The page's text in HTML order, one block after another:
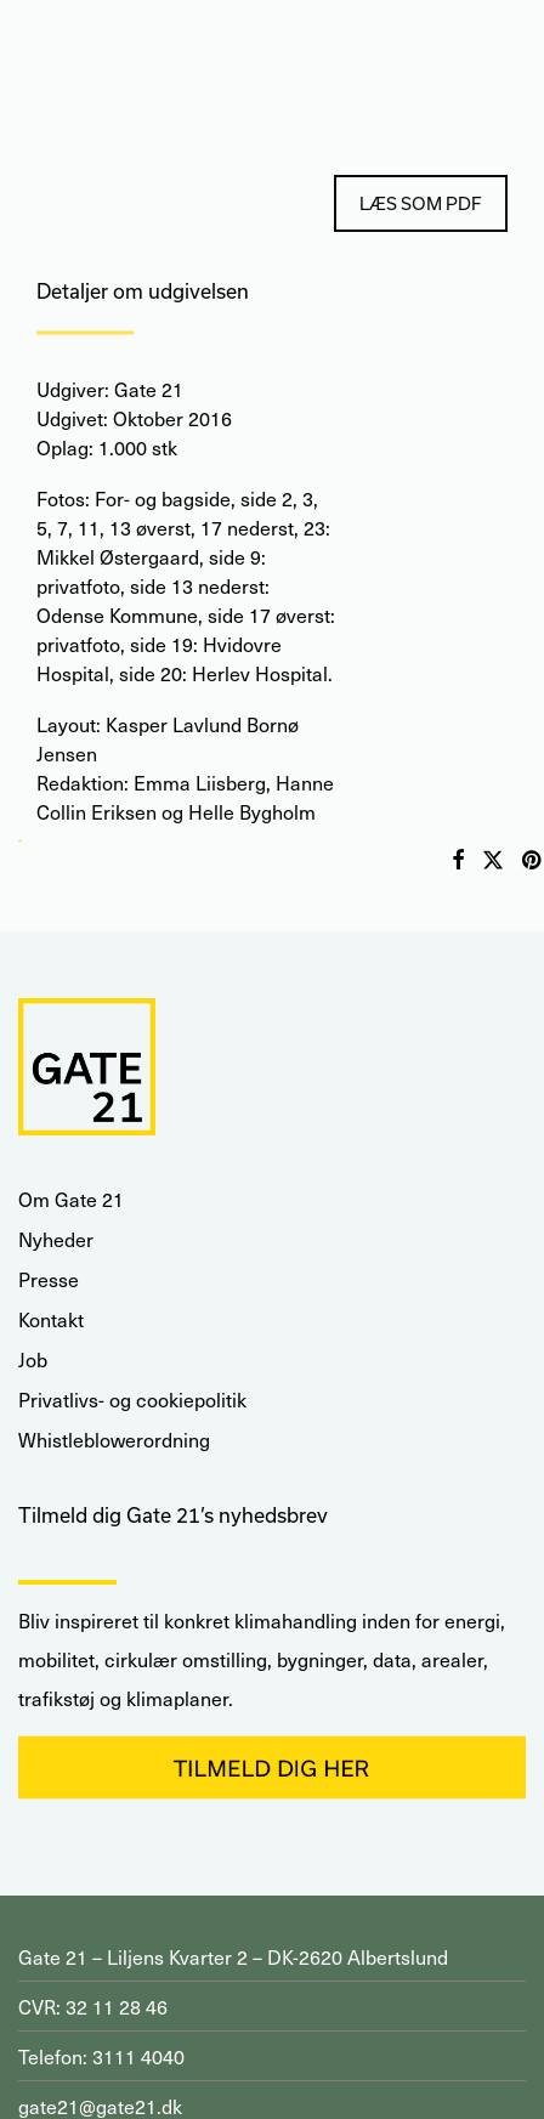
LÆS SOM PDF
Detaljer om udgivelsen
Udgiver: Gate 21
Udgivet: Oktober 2016
Oplag: 1.000 stk
Fotos: For- og bagside, side 2, 3,
5, 7, 11, 13 øverst, 17 nederst, 23:
Mikkel Østergaard, side 9:
privatfoto, side 13 nederst:
Odense Kommune, side 17 øverst:
privatfoto, side 19: Hvidovre
Hospital, side 20: Herlev Hospital.
Layout: Kasper Lavlund Bornø
Jensen
Redaktion: Emma Liisberg, Hanne
Collin Eriksen og Helle Bygholm
Om Gate 21
Nyheder
Presse
Kontakt
Job
Privatlivs- og cookiepolitik
Whistleblowerordning
Tilmeld dig Gate 21’s nyhedsbrev
Bliv inspireret til konkret klimahandling inden for energi,
mobilitet, cirkulær omstilling, bygninger, data, arealer,
trafikstøj og klimaplaner.
Gate 21 – Liljens Kvarter 2 – DK-2620 Albertslund
CVR: 32 11 28 46
Telefon: 3111 4040
gate21@gate21.dk